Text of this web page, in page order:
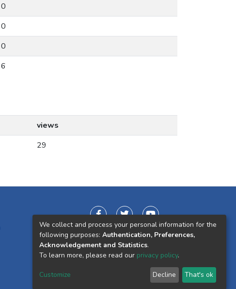
0
0
0
6
views
29
We collect and process your personal information for the
following purposes: Authentication, Preferences,
Acknowledgement and Statistics.
To learn more, please read our privacy policy.
Customize Decline That's ok